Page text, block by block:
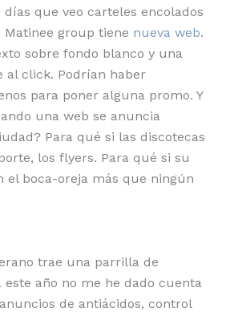
que veo carteles encolados
group tiene nueva web.
sobre fondo blanco y una
al click. Podrían haber
para poner alguna promo. Y
una web se anuncia
Para qué si las discotecas
los flyers. Para qué si su
el boca-oreja más que ningún
trae una parrilla de
año no me he dado cuenta
de antiácidos, control